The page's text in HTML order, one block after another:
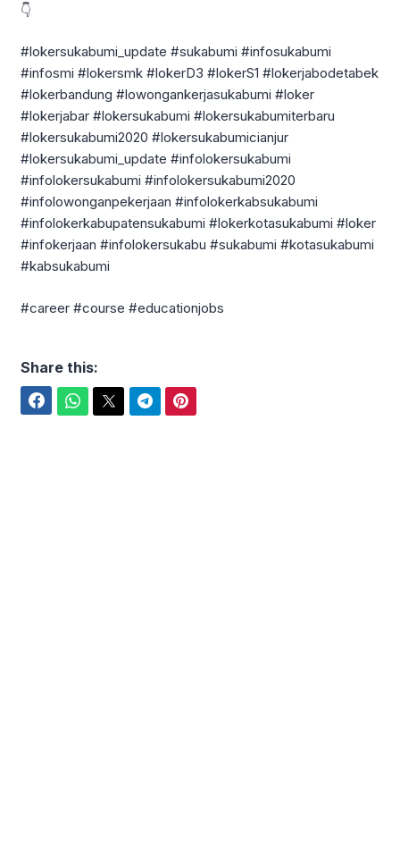
👇
#lokersukabumi_update #sukabumi #infosukabumi
#infosmi #lokersmk #lokerD3 #lokerS1 #lokerjabodetabek
#lokerbandung #lowongankerjasukabumi #loker
#lokerjabar #lokersukabumi #lokersukabumiterbaru
#lokersukabumi2020 #lokersukabumicianjur
#lokersukabumi_update #infolokersukabumi
#infolokersukabumi #infolokersukabumi2020
#infolowonganpekerjaan #infolokerkabsukabumi
#infolokerkabupatensukabumi #lokerkotasukabumi #loker
#infokerjaan #infolokersukabu #sukabumi #kotasukabumi
#kabsukabumi
#career #course #educationjobs
Share this: